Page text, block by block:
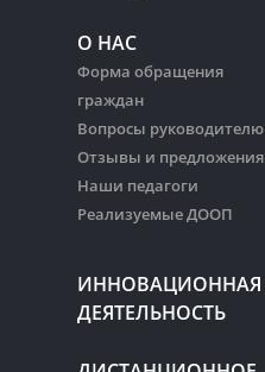
О НАС
Форма обращения
граждан
Вопросы руководителю
Отзывы и предложения
Наши педагоги
Реализуемые ДООП
ИННОВАЦИОННАЯ
ДЕЯТЕЛЬНОСТЬ